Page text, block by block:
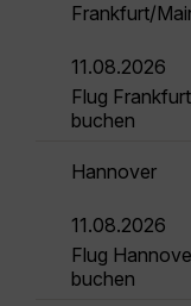
Frankfurt/
11.08.2026
Flug
buchen
Hannover
11.08.2026
Flug
buchen